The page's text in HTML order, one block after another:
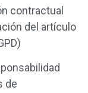
contractual
del artículo
de